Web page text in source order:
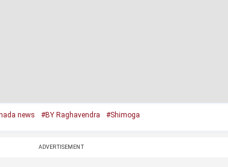
news #BY Raghavendra #Shimoga
ADVERTISEMENT